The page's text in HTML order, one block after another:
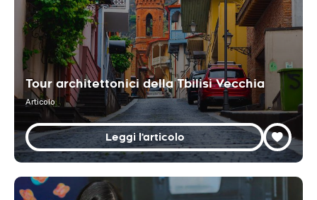
Tour architettonici della Tbilisi Vecchia
Articolo
Leggi l'articolo